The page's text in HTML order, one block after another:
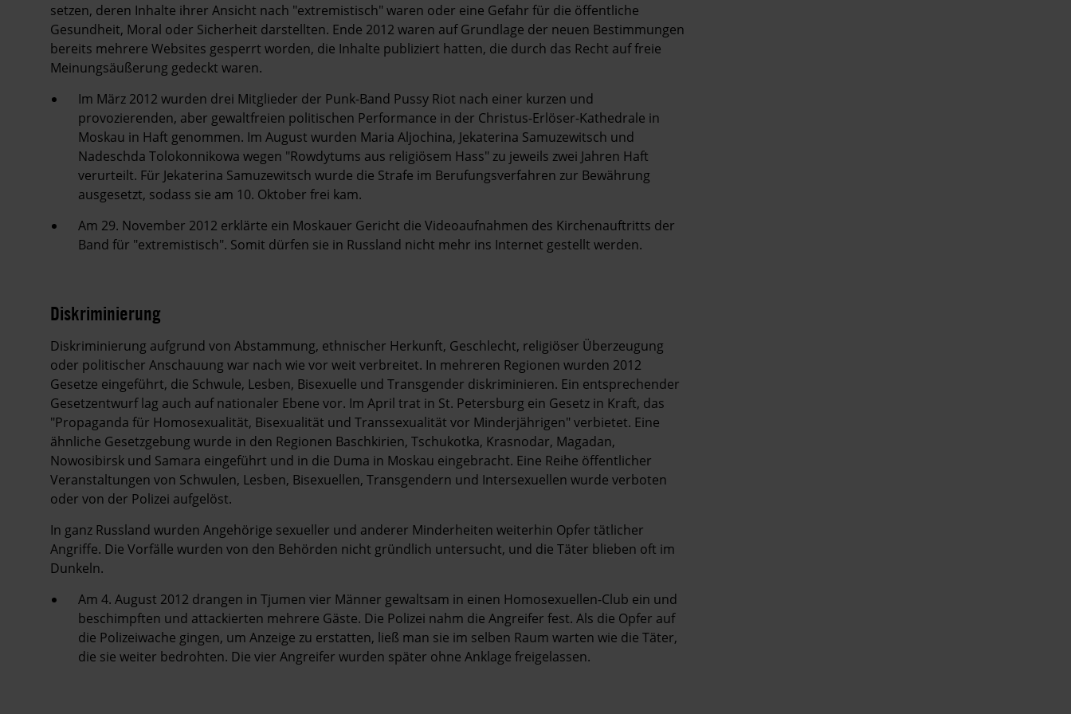
setzen, deren Inhalte ihrer Ansicht nach "extremistisch" waren oder eine Gefahr für die öffentliche
Gesundheit, Moral oder Sicherheit darstellten. Ende 2012 waren auf Grundlage der neuen Bestimmungen
bereits mehrere Websites gesperrt worden, die Inhalte publiziert hatten, die durch das Recht auf freie
Meinungsäußerung gedeckt waren.
Im März 2012 wurden drei Mitglieder der Punk-Band Pussy Riot nach einer kurzen und
provozierenden, aber gewaltfreien politischen Performance in der Christus-Erlöser-Kathedrale in
Moskau in Haft genommen. Im August wurden Maria Aljochina, Jekaterina Samuzewitsch und
Nadeschda Tolokonnikowa wegen "Rowdytums aus religiösem Hass" zu jeweils zwei Jahren Haft
verurteilt. Für Jekaterina Samuzewitsch wurde die Strafe im Berufungsverfahren zur Bewährung
ausgesetzt, sodass sie am 10. Oktober frei kam.
Am 29. November 2012 erklärte ein Moskauer Gericht die Videoaufnahmen des Kirchenauftritts der
Band für "extremistisch". Somit dürfen sie in Russland nicht mehr ins Internet gestellt werden.
Diskriminierung
Diskriminierung aufgrund von Abstammung, ethnischer Herkunft, Geschlecht, religiöser Überzeugung
oder politischer Anschauung war nach wie vor weit verbreitet. In mehreren Regionen wurden 2012
Gesetze eingeführt, die Schwule, Lesben, Bisexuelle und Transgender diskriminieren. Ein entsprechender
Gesetzentwurf lag auch auf nationaler Ebene vor. Im April trat in St. Petersburg ein Gesetz in Kraft, das
"Propaganda für Homosexualität, Bisexualität und Transsexualität vor Minderjährigen" verbietet. Eine
ähnliche Gesetzgebung wurde in den Regionen Baschkirien, Tschukotka, Krasnodar, Magadan,
Nowosibirsk und Samara eingeführt und in die Duma in Moskau eingebracht. Eine Reihe öffentlicher
Veranstaltungen von Schwulen, Lesben, Bisexuellen, Transgendern und Intersexuellen wurde verboten
oder von der Polizei aufgelöst.
In ganz Russland wurden Angehörige sexueller und anderer Minderheiten weiterhin Opfer tätlicher
Angriffe. Die Vorfälle wurden von den Behörden nicht gründlich untersucht, und die Täter blieben oft im
Dunkeln.
Am 4. August 2012 drangen in Tjumen vier Männer gewaltsam in einen Homosexuellen-Club ein und
beschimpften und attackierten mehrere Gäste. Die Polizei nahm die Angreifer fest. Als die Opfer auf
die Polizeiwache gingen, um Anzeige zu erstatten, ließ man sie im selben Raum warten wie die Täter,
die sie weiter bedrohten. Die vier Angreifer wurden später ohne Anklage freigelassen.